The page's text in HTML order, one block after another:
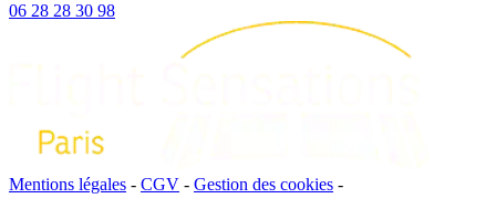
06 28 28 30 98
Mentions légales - CGV - Gestion des cookies -